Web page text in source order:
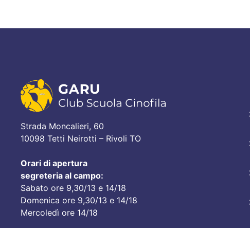
Strada Moncalieri, 60
10098 Tetti Neirotti – Rivoli TO
Orari di apertura
segreteria al campo:
Sabato ore 9,30/13 e 14/18
Domenica ore 9,30/13 e 14/18
Mercoledì ore 14/18